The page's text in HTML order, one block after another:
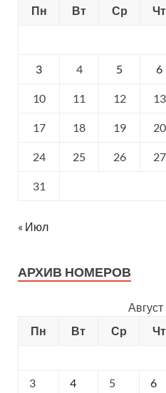
Пн
Вт Ср Чт
3 4 5 6
10 11 12 13
17 18 19 20
24 25 26 27
31
« Июл
АРХИВ НОМЕРОВ
Пн
Вт Ср Чт
3
4 5 6